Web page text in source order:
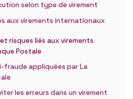
selon type de virement
aux virements internationaux
risques liés aux virements
Postale
fraude appliquées par La
les erreurs dans un virement